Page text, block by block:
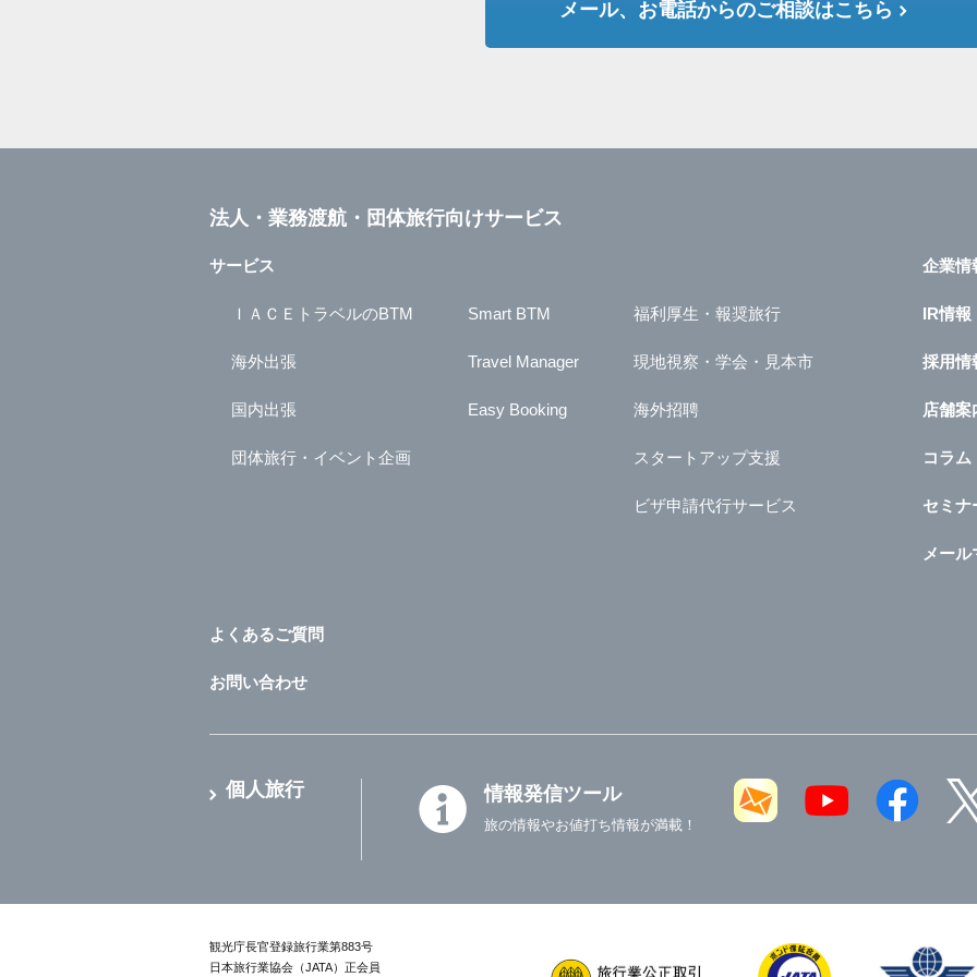
メール、お電話からのご相談はこちら
法人・業務渡航・団体旅行向けサービス
サービス
ＩＡＣＥトラベルのBTM
海外出張
国内出張
団体旅行・イベント企画
Smart BTM
Travel Manager
Easy Booking
福利厚生・報奨旅行
現地視察・学会・見本市
海外招聘
スタートアップ支援
ビザ申請代行サービス
企業情
IR情報
採用情
店舗案
コラム
セミナ
メー
よくあるご質問
お問い合わせ
個人旅行 情報発信ツール
旅の情報やお値打ち情報が満載！
観光庁長官登録旅行業第883号
日本旅行業協会（JATA）正会員